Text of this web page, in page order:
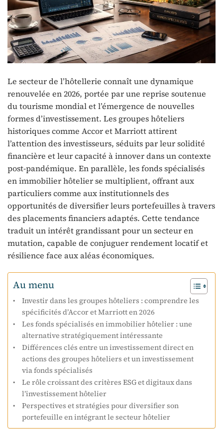
Le secteur de l’hôtellerie connaît une dynamique
renouvelée en 2026, portée par une reprise soutenue
du tourisme mondial et l’émergence de nouvelles
formes d’investissement. Les groupes hôteliers
historiques comme Accor et Marriott attirent
l’attention des investisseurs, séduits par leur solidité
financière et leur capacité à innover dans un contexte
post-pandémique. En parallèle, les fonds spécialisés
en immobilier hôtelier se multiplient, offrant aux
particuliers comme aux institutionnels des
opportunités de diversifier leurs portefeuilles à travers
des placements financiers adaptés. Cette tendance
traduit un intérêt grandissant pour un secteur en
mutation, capable de conjuguer rendement locatif et
résilience face aux aléas économiques.
Au menu
Investir dans les groupes hôteliers : comprendre les
spécificités d’Accor et Marriott en 2026
Les fonds spécialisés en immobilier hôtelier : une
alternative stratégiquement intéressante
Différences clés entre un investissement direct en
actions des groupes hôteliers et un investissement
via fonds spécialisés
Le rôle croissant des critères ESG et digitaux dans
l’investissement hôtelier
Perspectives et stratégies pour diversifier son
portefeuille en intégrant le secteur hôtelier